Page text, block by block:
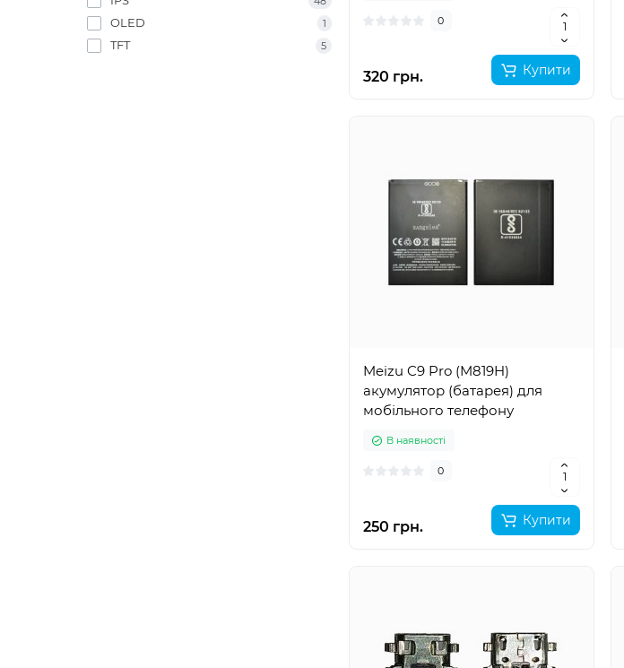
OLED 1
TFT 5
0
320 грн. Купити
Meizu C9 Pro (M819H)
акумулятор (батарея) для
мобільного телефону
В наявності
0
250 грн. Купити